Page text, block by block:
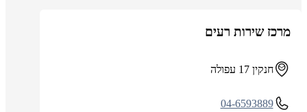
מרכז שירות רעים
חנקין 17 עפולה
04-6593889